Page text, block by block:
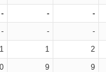
- - -
- - -
1 1 2
0 9 9